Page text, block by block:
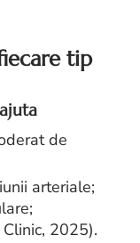
tip
de
arteriale;
2025).